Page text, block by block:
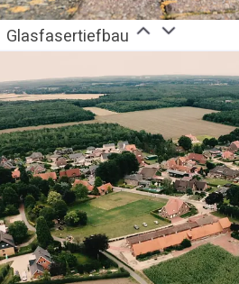
Glasfasertiefbau